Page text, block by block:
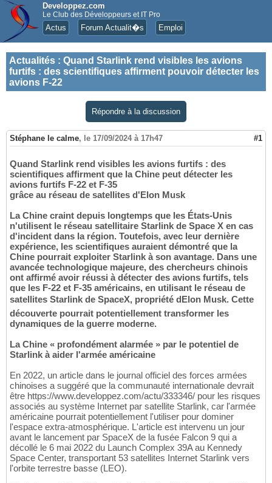
Developpez.com
Le Club des Développeurs et IT Pro
Actus Forum Actualit�s Emploi
Actualités : Quand Starlink rend visibles les avions
furtifs : des scientifiques affirment pouvoir détecter les
avions F-22
Répondre à la discussion
Stéphane le calme, le 17/09/2024 à 17h47 #1
Quand Starlink rend visibles les avions furtifs : des
scientifiques affirment que la Chine peut détecter les
avions furtifs F-22 et F-35
grâce au réseau de satellites d'Elon Musk
La Chine craint depuis longtemps que les États-Unis
n'utilisent le réseau satellitaire Starlink de Space X en cas
d'incident dans la région. Toutefois, avec leur dernière
expérience, les scientifiques auraient démontré que la
Chine pourrait exploiter Starlink à son avantage. Dans une
avancée technologique majeure, des chercheurs chinois
ont affirmé avoir réussi à détecter des avions furtifs, tels
que les F-22 et F-35 américains, en utilisant le réseau de
satellites Starlink de SpaceX, propriété dElon Musk. Cette
découverte pourrait potentiellement transformer les
dynamiques de la guerre moderne.
La Chine « profondément alarmée » par le potentiel de
Starlink à aider l'armée américaine
En 2022, un article dans le journal officiel des forces armées
chinoises a suggéré que la communauté internationale devrait
être https://www.developpez.com/actu/333346/ pour les risques
associés au système Internet par satellite Starlink, car l'armée
américaine pourrait potentiellement l'utiliser pour dominer
l'espace extra-atmosphérique. L'article est intervenu un jour
avant le lancement par SpaceX de la fusée Falcon 9 qui a
décollé le 6 mai 2022 du Launch Complex 39A au Kennedy
Space Center, transportant 53 satellites Internet Starlink vers
l'orbite terrestre basse (LEO).